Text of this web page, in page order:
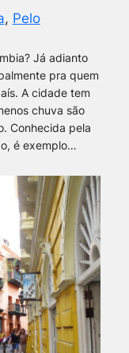
, Pelo
Já adianto
pra quem
A cidade tem
chuva são
Conhecida pela
é exemplo…